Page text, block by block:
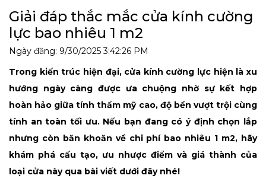
Giải đáp thắc mắc cửa kính cường
lực bao nhiêu 1 m2
Ngày đăng: 9/30/2025 3:42:26 PM
Trong kiến trúc hiện đại, cửa kính cường lực hiện là xu
hướng ngày càng được ưa chuộng nhờ sự kết hợp
hoàn hảo giữa tính thẩm mỹ cao, độ bền vượt trội cùng
tính an toàn tối ưu. Nếu bạn đang có ý định chọn lắp
nhưng còn băn khoăn về chi phí bao nhiêu 1 m2, hãy
khám phá cấu tạo, ưu nhược điểm và giá thành của
loại cửa này qua bài viết dưới đây nhé!